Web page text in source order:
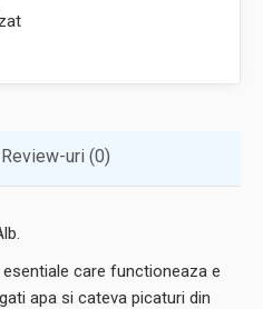
Review-uri (0)
care functioneaza e
apa si cateva picaturi din